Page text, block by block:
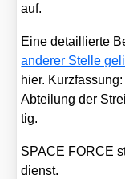
auf.
Eine detail­lier­te
ande­rer Stel­le
hier.
Abtei­lung der
tig.
SPACE FORCE
dienst.